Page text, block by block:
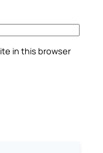
in this browser